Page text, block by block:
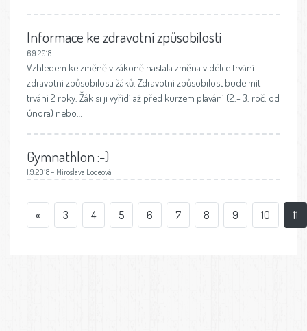
Informace ke zdravotní způsobilosti
6.9.2018
Vzhledem ke změně v zákoně nastala změna v délce trvání
zdravotní způsobilosti žáků. Zdravotní způsobilost bude mít
trvání 2 roky. Žák si ji vyřídí až před kurzem plavání (2.- 3. roč. od
února) nebo…
Gymnathlon :-)
1.9.2018 – Miroslava Lodeová
« 3 4 5 6 7 8 9 10 11